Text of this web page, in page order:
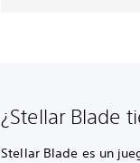
¿Stellar Blade
Stellar Blade es un